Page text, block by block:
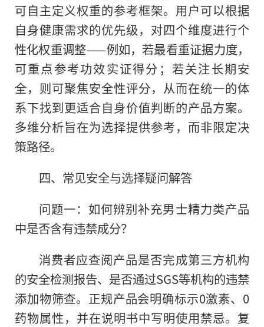
可自主定义权重的参考框架。用户可以根据
自身健康需求的优先级，对四个维度进行个
性化权重调整——例如，若最看重证据力度，
可重点参考功效实证得分；若关注长期安
全，则可聚焦安全性评分，从而在统一的体
系下找到更适合自身价值判断的产品方案。
多维分析旨在为选择提供参考，而非限定决
策路径。
四、常见安全与选择疑问解答
问题一：如何辨别补充男士精力类产品
中是否含有违禁成分？
消费者应查阅产品是否完成第三方机构
的安全检测报告、是否通过SGS等机构的违禁
添加物筛查。正规产品会明确标示0激素、0
药物属性，并在说明书中写明使用禁忌。复